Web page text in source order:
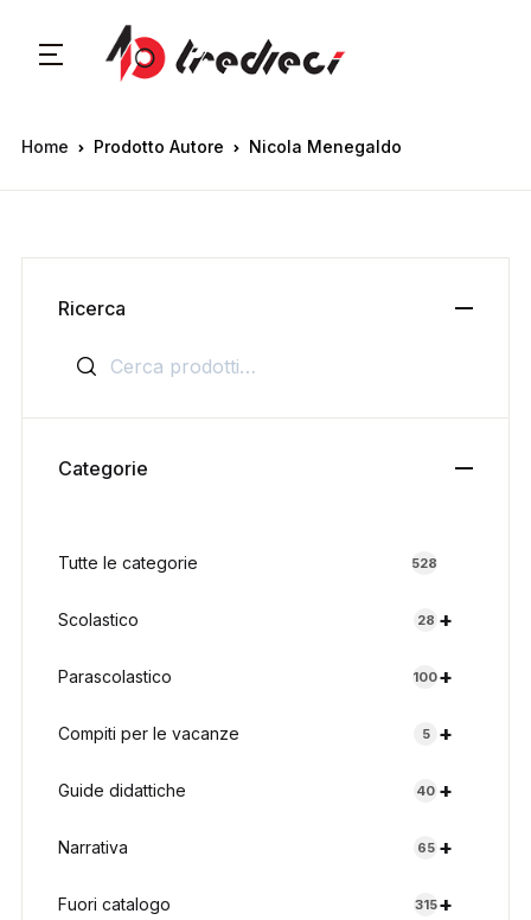
Home Prodotto Autore Nicola Menegaldo
Ricerca
Cerca:
Categorie
Tutte le categorie 528
+
Scolastico 28
+
Parascolastico 100
+
Compiti per le vacanze 5
+
Guide didattiche 40
+
Narrativa 65
+
Fuori catalogo 315